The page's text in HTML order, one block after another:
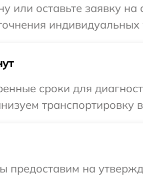
или оставьте заявку
сроки для
транспортировку
предоставим на